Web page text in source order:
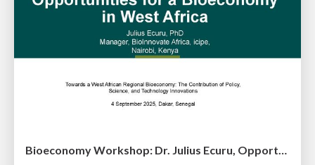
Bioeconomy Workshop: Dr. Julius Ecuru, Opportunities for a Bioeconomy in West Africa